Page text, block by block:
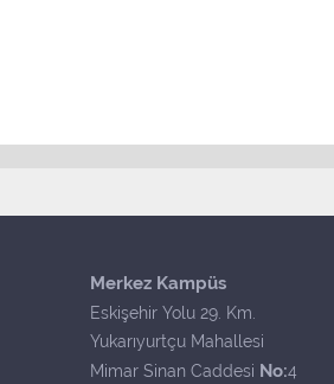
Merkez Kampüs
Eskişehir Yolu 29. Km.
Yukarıyurtçu Mahallesi
Mimar Sinan Caddesi No:4